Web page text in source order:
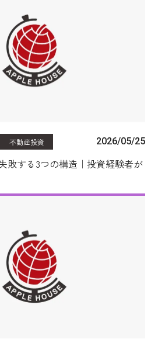
不動産投資 2026/05/25
敗する3つの構造｜投資経験者が